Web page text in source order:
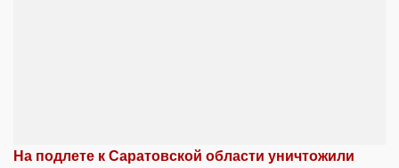
На подлете к Саратовской области уничтожили